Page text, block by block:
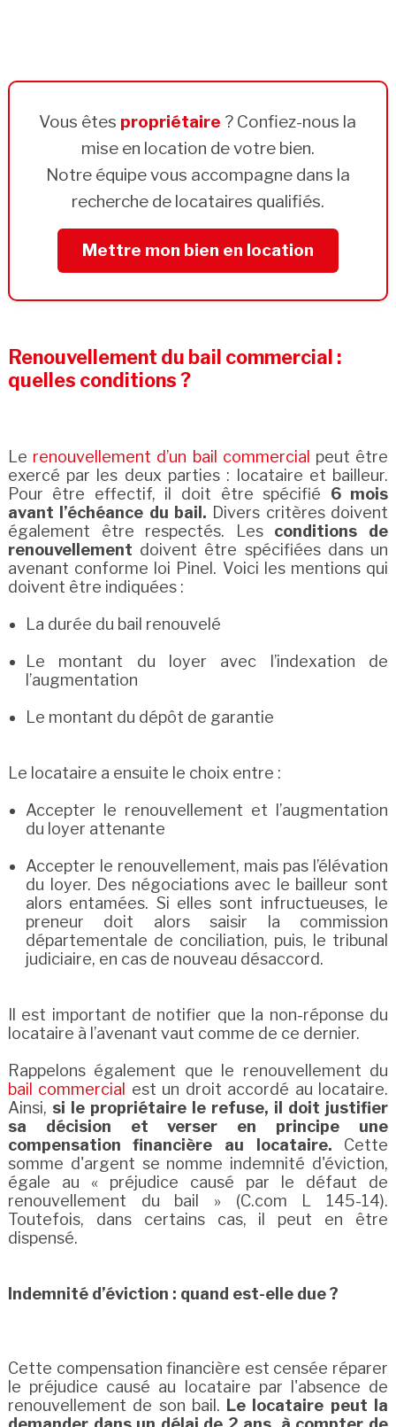
Vous êtes propriétaire ? Confiez-nous la
mise en location de votre bien.
Notre équipe vous accompagne dans la
recherche de locataires qualifiés.
Mettre mon bien en location
Renouvellement du bail commercial :
quelles conditions ?
Le renouvellement d’un bail commercial peut être
exercé par les deux parties : locataire et bailleur.
Pour être effectif, il doit être spécifié 6 mois
avant l’échéance du bail. Divers critères doivent
également être respectés. Les conditions de
renouvellement doivent être spécifiées dans un
avenant conforme loi Pinel. Voici les mentions qui
doivent être indiquées :
La durée du bail renouvelé
Le montant du loyer avec l’indexation de
l’augmentation
Le montant du dépôt de garantie
Le locataire a ensuite le choix entre :
Accepter le renouvellement et l’augmentation
du loyer attenante
Accepter le renouvellement, mais pas l’élévation
du loyer. Des négociations avec le bailleur sont
alors entamées. Si elles sont infructueuses, le
preneur doit alors saisir la commission
départementale de conciliation, puis, le tribunal
judiciaire, en cas de nouveau désaccord.
Il est important de notifier que la non-réponse du
locataire à l’avenant vaut comme de ce dernier.
Rappelons également que le renouvellement du
bail commercial
est un droit accordé au locataire.
Ainsi, si le propriétaire le refuse, il doit justifier
sa décision et verser en principe une
compensation financière au locataire. Cette
somme d'argent se nomme indemnité d'éviction,
égale au « préjudice causé par le défaut de
renouvellement du bail » (C.com L 145-14).
Toutefois, dans certains cas, il peut en être
dispensé.
Indemnité d’éviction : quand est-elle due ?
Cette compensation financière est censée réparer
le préjudice causé au locataire par l'absence de
renouvellement de son bail. Le locataire peut la